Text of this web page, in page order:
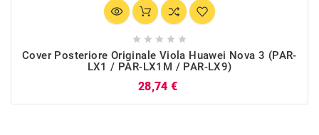
    
Cover Posteriore Originale Viola Huawei Nova 3 (PAR-
LX1 / PAR-LX1M / PAR-LX9)
28,74 €